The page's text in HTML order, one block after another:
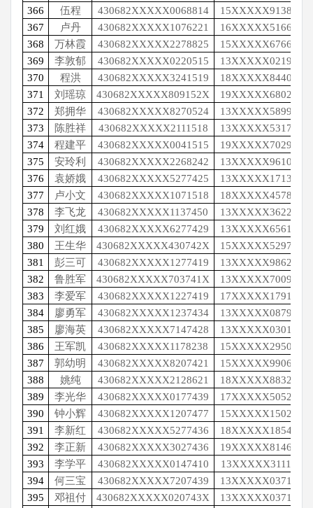
366
伍程 430682XXXXX0068814
15XXXXX9138
367
卢丹 430682XXXXX1076221
16XXXXX5166
368
万林霞 430682XXXXX2278825
15XXXXX6766
369
李敦郁 430682XXXXX0220515
13XXXXX0219
370
程洪 430682XXXXX3241519
18XXXXX8440
371
刘瑶琼 430682XXXXX809152X
19XXXXX6802
372
郑拥华 430682XXXXX8270524
13XXXXX5899
373
陈胜祥 430682XXXXX2111518
13XXXXX5317
374
程建平 430682XXXXX0041515
19XXXXX7029
375
安玲利 430682XXXXX2268242
13XXXXX9610
376
袁娇娥 430682XXXXX5277425
13XXXXX1713
377
卢小文 430682XXXXX1071518
18XXXXX4578
378
李飞龙 430682XXXXX1137450
13XXXXX3622
379
刘红娥 430682XXXXX6277429
13XXXXX6561
380
王生华 430682XXXXX430742X
15XXXXX5297
381
彭三可 430682XXXXX1277419
13XXXXX9862
382
鲁胜军 430682XXXXX703741X
13XXXXX7009
383
李爱军 430682XXXXX1227419
17XXXXX1791
384
廖勇军 430682XXXXX1237434
13XXXXX0879
385
廖海英 430682XXXXX7147428
13XXXXX0301
386
王军凯 430682XXXXX1178238
15XXXXX2950
387
郭幼明 430682XXXXX8207421
15XXXXX9906
388
姚纯 430682XXXXX2128621
18XXXXX8832
389
李光华 430682XXXXX0177439
17XXXXX5052
390
钟小辉 430682XXXXX1207477
15XXXXX1502
391
李新红 430682XXXXX5277436
18XXXXX1854
392
李正新 430682XXXXX3027436
19XXXXX8146
393
李学平 430682XXXXX0147410
13XXXXX3111
394
何三宝 430682XXXXX7207439
13XXXXX0371
395
邓祖付 430682XXXXX020743X
13XXXXX0371